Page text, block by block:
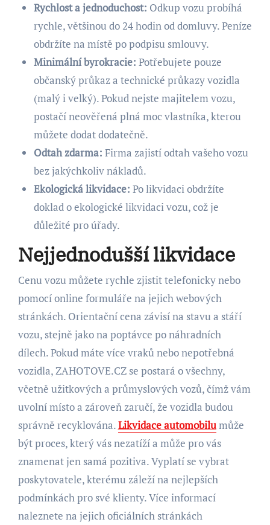
Rychlost a jednoduchost: Odkup vozu probíhá
rychle, většinou do 24 hodin od domluvy. Peníze
obdržíte na místě po podpisu smlouvy.
Minimální byrokracie: Potřebujete pouze
občanský průkaz a technické průkazy vozidla
(malý i velký). Pokud nejste majitelem vozu,
postačí neověřená plná moc vlastníka, kterou
můžete dodat dodatečně.
Odtah zdarma: Firma zajistí odtah vašeho vozu
bez jakýchkoliv nákladů.
Ekologická likvidace: Po likvidaci obdržíte
doklad o ekologické likvidaci vozu, což je
důležité pro úřady.
Nejjednodušší likvidace
Cenu vozu můžete rychle zjistit telefonicky nebo
pomocí online formuláře na jejich webových
stránkách. Orientační cena závisí na stavu a stáří
vozu, stejně jako na poptávce po náhradních
dílech. Pokud máte více vraků nebo nepotřebná
vozidla, ZAHOTOVE.CZ se postará o všechny,
včetně užitkových a průmyslových vozů, čímž vám
uvolní místo a zároveň zaručí, že vozidla budou
správně recyklována.Likvidace automobilumůže
být proces, který vás nezatíží a může pro vás
znamenat jen samá pozitiva. Vyplatí se vybrat
poskytovatele, kterému záleží na nejlepších
podmínkách pro své klienty. Více informací
naleznete na jejich oficiálních stránkách